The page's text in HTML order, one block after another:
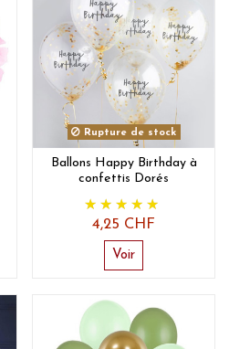
Rupture de stock
Ballons Happy Birthday à
confettis Dorés
4,25 CHF
Voir